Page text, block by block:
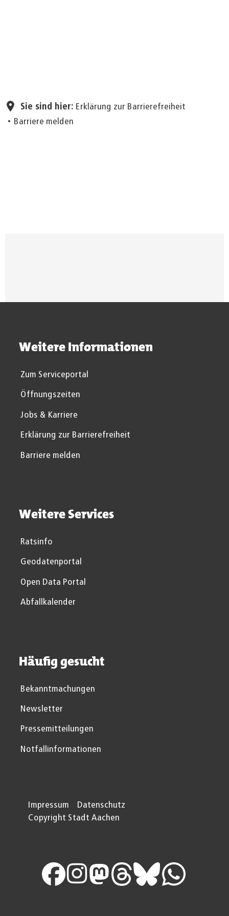
Sie sind hier: Erklärung zur Barrierefreiheit
Barriere melden
Weitere Informationen
Zum Serviceportal
Öffnungszeiten
Jobs & Karriere
Erklärung zur Barrierefreiheit
Barriere melden
Weitere Services
Ratsinfo
Geodatenportal
Open Data Portal
Abfallkalender
Häufig gesucht
Bekanntmachungen
Newsletter
Pressemitteilungen
Notfallinformationen
Impressum
Datenschutz
Copyright Stadt Aachen